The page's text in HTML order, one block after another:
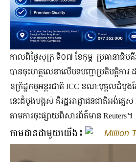
កាលពីថ្ងៃសុក្រ ទី០៧ ខែកុម្ភៈ ប្រធានាធិបតី
បានចុះហត្ថលេខាលើបទបញ្ជាប្រតិបត្តិការ
ឧក្រិដ្ឋកម្មអន្តរជាតិ ICC ខណៈបុគ្គលដំ
នេះដំបូងបង្អស់ គឺរដ្ឋអាជ្ញាជនជាតិអង់គ្លេ
តាមការចុះផ្សាយពីសារព័ត៌មាន Reuters។
តាមដានជាមួយយើង៖ Million